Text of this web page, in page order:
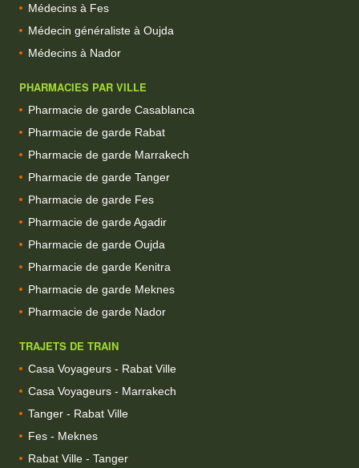
Médecins à Fes
Médecin généraliste à Oujda
Médecins à Nador
PHARMACIES PAR VILLE
Pharmacie de garde Casablanca
Pharmacie de garde Rabat
Pharmacie de garde Marrakech
Pharmacie de garde Tanger
Pharmacie de garde Fes
Pharmacie de garde Agadir
Pharmacie de garde Oujda
Pharmacie de garde Kenitra
Pharmacie de garde Meknes
Pharmacie de garde Nador
TRAJETS DE TRAIN
Casa Voyageurs - Rabat Ville
Casa Voyageurs - Marrakech
Tanger - Rabat Ville
Fes - Meknes
Rabat Ville - Tanger